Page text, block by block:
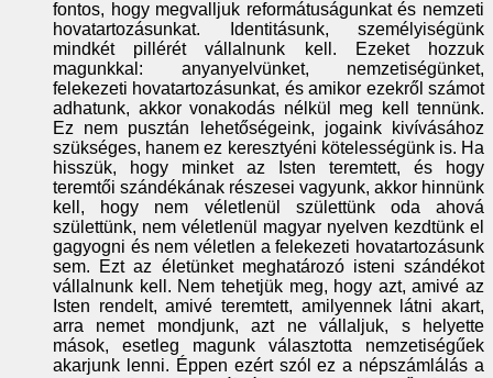
fontos, hogy megvalljuk reformátuságunkat és nemzeti
hovatartozásunkat. Identitásunk, személyiségünk
mindkét pillérét vállalnunk kell. Ezeket hozzuk
magunkkal: anyanyelvünket, nemzetiségünket,
felekezeti hovatartozásunkat, és amikor ezekről számot
adhatunk, akkor vonakodás nélkül meg kell tennünk.
Ez nem pusztán lehetőségeink, jogaink kivívásához
szükséges, hanem ez keresztyéni kötelességünk is. Ha
hisszük, hogy minket az Isten teremtett, és hogy
teremtői szándékának részesei vagyunk, akkor hinnünk
kell, hogy nem véletlenül születtünk oda ahová
születtünk, nem véletlenül magyar nyelven kezdtünk el
gagyogni és nem véletlen a felekezeti hovatartozásunk
sem. Ezt az életünket meghatározó isteni szándékot
vállalnunk kell. Nem tehetjük meg, hogy azt, amivé az
Isten rendelt, amivé teremtett, amilyennek látni akart,
arra nemet mondjunk, azt ne vállaljuk, s helyette
mások, esetleg magunk választotta nemzetiségűek
akarjunk lenni. Éppen ezért szól ez a népszámlálás a